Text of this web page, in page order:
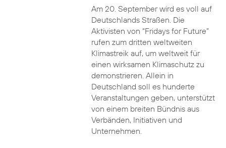
Am 20. September wird es voll auf
Deutschlands Straßen. Die
Aktivisten von “Fridays for Future”
rufen zum dritten weltweiten
Klimastreik auf, um weltweit für
einen wirksamen Klimaschutz zu
demonstrieren. Allein in
Deutschland soll es hunderte
Veranstaltungen geben, unterstützt
von einem breiten Bündnis aus
Verbänden, Initiativen und
Unternehmen.